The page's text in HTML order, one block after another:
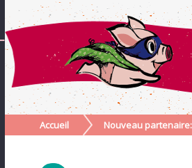
Accueil Nouveau